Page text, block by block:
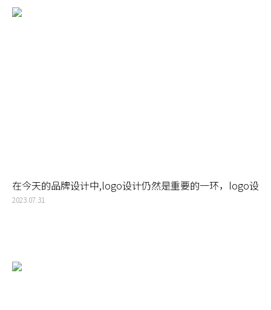
在今天的品牌设计中,logo设计仍然是重要的一环，logo设
计应如何体现品牌精神
2023.07.31